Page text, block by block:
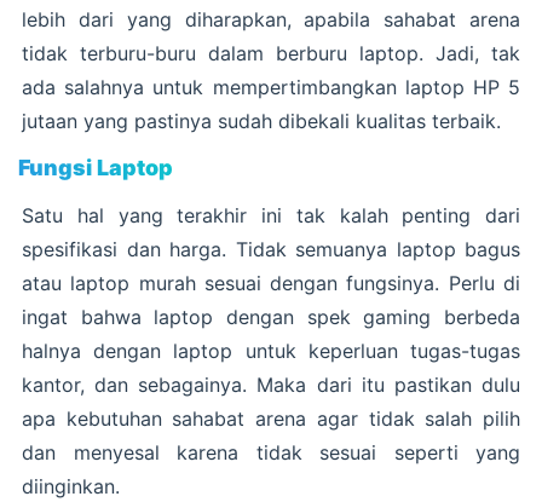
lebih dari yang diharapkan, apabila sahabat arena
tidak terburu-buru dalam berburu laptop. Jadi, tak
ada salahnya untuk mempertimbangkan laptop HP 5
jutaan yang pastinya sudah dibekali kualitas terbaik.
Fungsi Laptop
Satu hal yang terakhir ini tak kalah penting dari
spesifikasi dan harga. Tidak semuanya laptop bagus
atau laptop murah sesuai dengan fungsinya. Perlu di
ingat bahwa laptop dengan spek gaming berbeda
halnya dengan laptop untuk keperluan tugas-tugas
kantor, dan sebagainya. Maka dari itu pastikan dulu
apa kebutuhan sahabat arena agar tidak salah pilih
dan menyesal karena tidak sesuai seperti yang
diinginkan.